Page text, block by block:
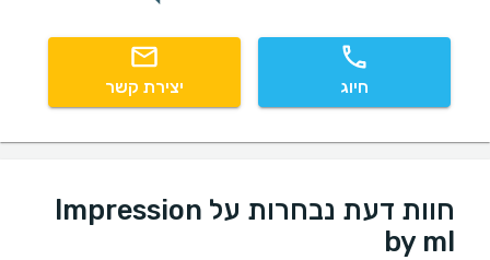
חיוג יצירת קשר
חוות דעת נבחרות על Impression
by ml